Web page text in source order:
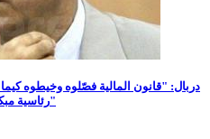
دربال: "قانون المالية فصّلوه وخيطوه
رئاسية مبكرة من بين أهم الحلول للأزمة السياسية"